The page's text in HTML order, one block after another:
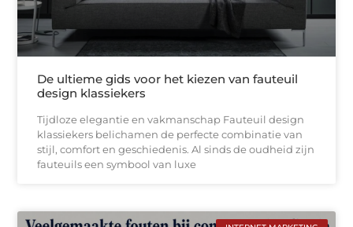
De ultieme gids voor het kiezen van fauteuil
design klassiekers
Tijdloze elegantie en vakmanschap Fauteuil design
klassiekers belichamen de perfecte combinatie van
stijl, comfort en geschiedenis. Al sinds de oudheid zijn
fauteuils een symbool van luxe